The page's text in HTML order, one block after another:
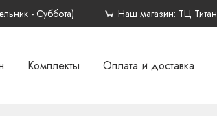
- Суббота) Наш магазин: ТЦ Титан
Комплекты Оплата и доставка